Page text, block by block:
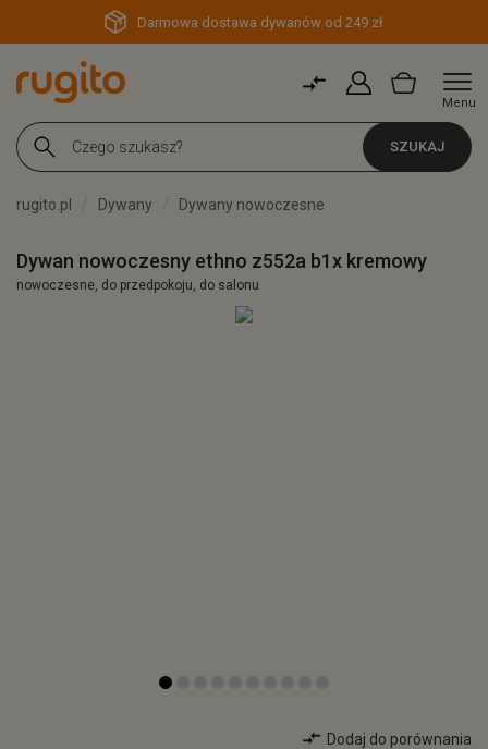
Darmowa dostawa dywanów od 249 zł
Menu
SZUKAJ
rugito.pl Dywany Dywany nowoczesne
Dywan nowoczesny ethno z552a b1x kremowy
nowoczesne, do przedpokoju, do salonu
Dodaj do porównania